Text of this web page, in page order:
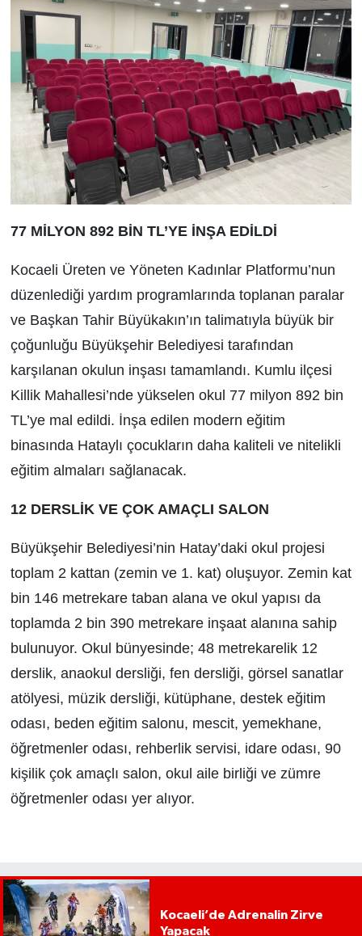
77 MİLYON 892 BİN TL’YE İNŞA EDİLDİ
Kocaeli Üreten ve Yöneten Kadınlar Platformu’nun
düzenlediği yardım programlarında toplanan paralar
ve Başkan Tahir Büyükakın’ın talimatıyla büyük bir
çoğunluğu Büyükşehir Belediyesi tarafından
karşılanan okulun inşası tamamlandı. Kumlu ilçesi
Killik Mahallesi’nde yükselen okul 77 milyon 892 bin
TL’ye mal edildi. İnşa edilen modern eğitim
binasında Hataylı çocukların daha kaliteli ve nitelikli
eğitim almaları sağlanacak.
12 DERSLİK VE ÇOK AMAÇLI SALON
Büyükşehir Belediyesi’nin Hatay’daki okul projesi
toplam 2 kattan (zemin ve 1. kat) oluşuyor. Zemin kat
bin 146 metrekare taban alana ve okul yapısı da
toplamda 2 bin 390 metrekare inşaat alanına sahip
bulunuyor. Okul bünyesinde; 48 metrekarelik 12
derslik, anaokul dersliği, fen dersliği, görsel sanatlar
atölyesi, müzik dersliği, kütüphane, destek eğitim
odası, beden eğitim salonu, mescit, yemekhane,
öğretmenler odası, rehberlik servisi, idare odası, 90
kişilik çok amaçlı salon, okul aile birliği ve zümre
öğretmenler odası yer alıyor.
Kocaeli’de Adrenalin Zirve
Yapacak